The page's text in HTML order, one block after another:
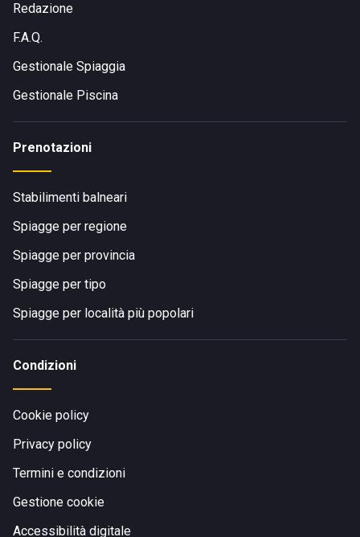
Redazione
F.A.Q.
Gestionale Spiaggia
Gestionale Piscina
Prenotazioni
Stabilimenti balneari
Spiagge per regione
Spiagge per provincia
Spiagge per tipo
Spiagge per località più popolari
Condizioni
Cookie policy
Privacy policy
Termini e condizioni
Gestione cookie
Accessibilità digitale